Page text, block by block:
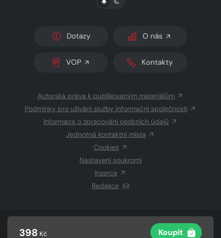
398 Kč Koupit
Dotazy O nás
VOP Kontakty
Autorská práva k publikovaným materiálům
Podmínky pro užívání služby informační společnosti
Informace o zpracování osobních údajů
Jednotná kontaktní místa
Cookies
Nastavení soukromí
Inzerce
Redakce
CZECH NEWS CENTER a.s.a dodavatelé